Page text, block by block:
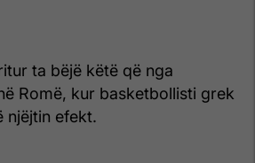
ta bëjë këtë që nga
Romë, kur basketbollisti grek
njëjtin efekt.